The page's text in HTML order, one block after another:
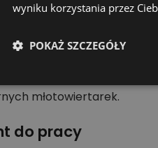
i betonie zbrojonym.
transport zwiercin i pyłu.
spiekanego dla stabilnego
młotowiertarek.
do pracy
wyniku korzystania przez
POKAŻ SZCZEGÓŁY